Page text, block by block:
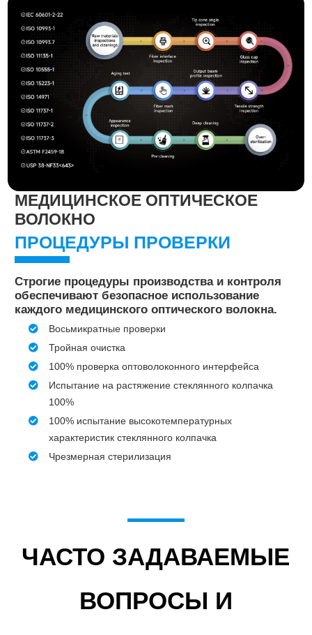
МЕДИЦИНСКОЕ ОПТИЧЕСКОЕ
ВОЛОКНО
ПРОЦЕДУРЫ ПРОВЕРКИ
Строгие процедуры производства и контроля
обеспечивают безопасное использование
каждого медицинского оптического волокна.
Восьмикратные проверки
Тройная очистка
100% проверка оптоволоконного интерфейса
Испытание на растяжение стеклянного колпачка
100%
100% испытание высокотемпературных
характеристик стеклянного колпачка
Чрезмерная стерилизация
ЧАСТО ЗАДАВАЕМЫЕ
ВОПРОСЫ И